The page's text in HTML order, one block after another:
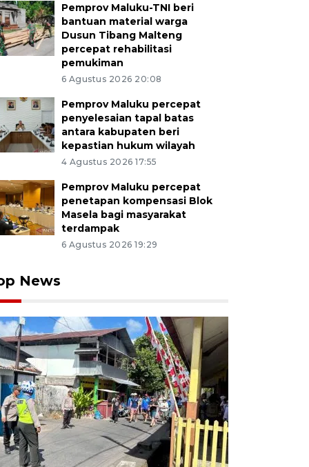
Pemprov Maluku-TNI beri
bantuan material warga
Dusun Tibang Malteng
percepat rehabilitasi
pemukiman
6 Agustus 2026 20:08
Pemprov Maluku percepat
penyelesaian tapal batas
antara kabupaten beri
kepastian hukum wilayah
4 Agustus 2026 17:55
Pemprov Maluku percepat
penetapan kompensasi Blok
Masela bagi masyarakat
terdampak
6 Agustus 2026 19:29
News